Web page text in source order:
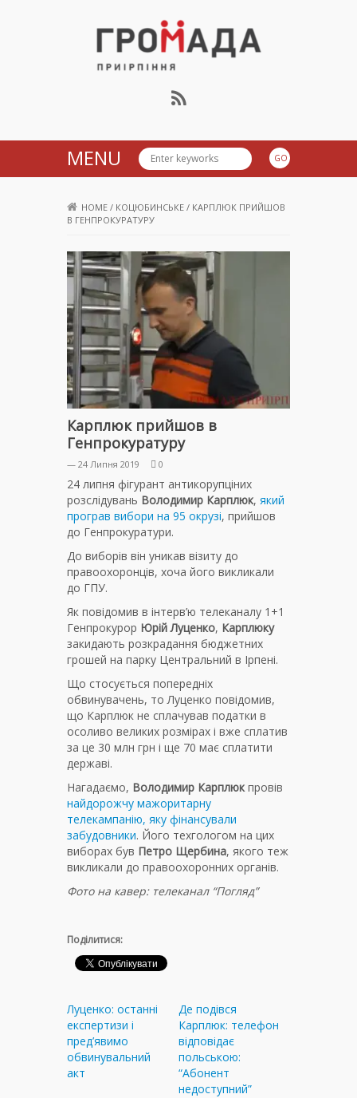
Громада Приірпіння
MENU
HOME / КОЦЮБИНСЬКЕ / КАРПЛЮК ПРИЙШОВ
В ГЕНПРОКУРАТУРУ
Карплюк прийшов в
Генпрокуратуру
— 24 Липня 2019 0
24 липня фігурант антикорупціних
розслідувань Володимир Карплюк, який
програв вибори на 95 окрузі, прийшов
до Генпрокуратури.
До виборів він уникав візиту до
правоохоронців, хоча його викликали
до ГПУ.
Як повідомив в інтерв’ю телеканалу 1+1
Генпрокурор Юрій Луценко, Карплюку
закидають розкрадання бюджетних
грошей на парку Центральний в Ірпені.
Що стосується попередніх
обвинувачень, то Луценко повідомив,
що Карплюк не сплачував податки в
осоливо великих розмірах і вже сплатив
за це 30 млн грн і ще 70 має сплатити
державі.
Нагадаємо, Володимир Карплюкпровів
найдорожчу мажоритарну
телекампанію, яку фінансували
забудовники. Його техгологом на цих
виборах був Петро Щербина, якого теж
викликали до правоохоронних органів.
Фото на кавер: телеканал “Погляд”
Поділитися:
Луценко: останні
експертизи і
пред’явимо
обвинувальний
акт
Де подівся
Карплюк: телефон
відповідає
польською:
“Абонент
недоступний”